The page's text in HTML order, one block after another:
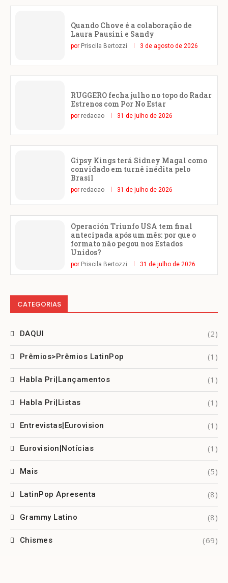
Quando Chove é a colaboração de
Laura Pausini e Sandy
por Priscila Bertozzi 3 de agosto de 2026
RUGGERO fecha julho no topo do Radar
Estrenos com Por No Estar
por redacao 31 de julho de 2026
Gipsy Kings terá Sidney Magal como
convidado em turnê inédita pelo
Brasil
por redacao 31 de julho de 2026
Operación Triunfo USA tem final
antecipada após um mês: por que o
formato não pegou nos Estados
Unidos?
por Priscila Bertozzi 31 de julho de 2026
CATEGORIAS
DAQUI (2)
Prêmios>Prêmios LatinPop (1)
Habla Pri|Lançamentos (1)
Habla Pri|Listas (1)
Entrevistas|Eurovision (1)
Eurovision|Notícias (1)
Mais (5)
LatinPop Apresenta (8)
Grammy Latino (8)
Chismes (69)